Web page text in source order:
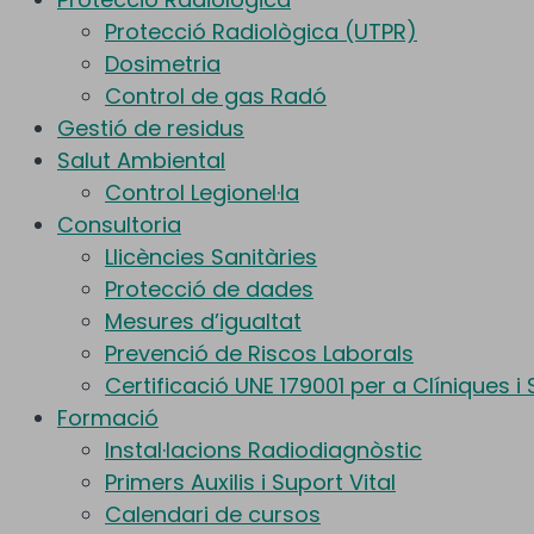
Protecció Radiològica (UTPR)
Dosimetria
Control de gas Radó
Gestió de residus
Salut Ambiental
Control Legionel·la
Consultoria
Llicències Sanitàries
Protecció de dades
Mesures d’igualtat
Prevenció de Riscos Laborals
Certificació UNE 179001 per a Clíniques i
Formació
Instal·lacions Radiodiagnòstic
Primers Auxilis i Suport Vital
Calendari de cursos